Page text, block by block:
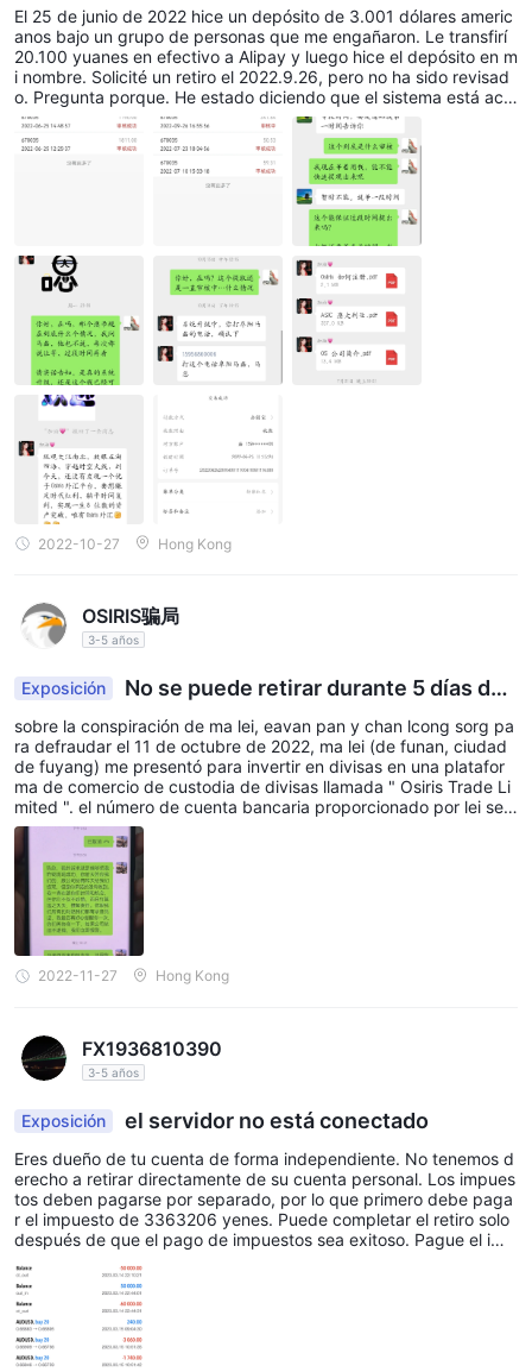
El 25 de junio de 2022 hice un depósito de 3.001 dólares americ
anos bajo un grupo de personas que me engañaron. Le transfirí
20.100 yuanes en efectivo a Alipay y luego hice el depósito en m
i nombre. Solicité un retiro el 2022.9.26, pero no ha sido revisad
o. Pregunta porque. He estado diciendo que el sistema está act
ualizado, déjame esperar, y ahora estoy solicitando la devolució
n de 20.100 yuanes en efectivo, de lo contrario llamaré a la policí
a y buscaré armas legales para proteger mis derechos e interes
2022-10-27 Hong Kong
OSIRIS骗局
3-5 años
Exposición
No se puede retirar durante 5 días des
pués del retiro rápido
sobre la conspiración de ma lei, eavan pan y chan lcong sorg pa
ra defraudar el 11 de octubre de 2022, ma lei (de funan, ciudad
de fuyang) me presentó para invertir en divisas en una platafor
ma de comercio de custodia de divisas llamada " Osiris Trade Li
mited ". el número de cuenta bancaria proporcionado por lei se c
onvirtió en moneda virtual, y la inversión total y el depósito asce
ndieron a 335 469 rmb (46 898 dólares estadounidenses). ma l
ei, pan y chen prometieron que los fondos estaban seguros y po
dían retirarse en cualquier momento Más tarde, solicité el retiro d
e efectivo, pero ninguno de los fondos se pudo retirar de la cuen
ta, y ma lei, pan y chen usaron varias razones para mentir y eng
añar. ma lei, pan y chen son la misma compañía en colusión en a
ctividades fraudulentas. después de repetidas negociaciones e i
nstar a invertir fondos en vano (hay una grabación de todo el pr
se, y me negué a devolverlo con varias excusas. El comportamie
nto fraudulento de estas tres personas ha violado la ley y ha con
a abrir un caso para investigación! 26 de noviembre de 2022
2022-11-27 Hong Kong
FX1936810390
3-5 años
Exposición el servidor no está conectado
Eres dueño de tu cuenta de forma independiente. No tenemos d
erecho a retirar directamente de su cuenta personal. Los impues
tos deben pagarse por separado, por lo que primero debe paga
r el impuesto de 3363206 yenes. Puede completar el retiro solo
después de que el pago de impuestos sea exitoso. Pague el imp
na cuenta solo para impuestos antes